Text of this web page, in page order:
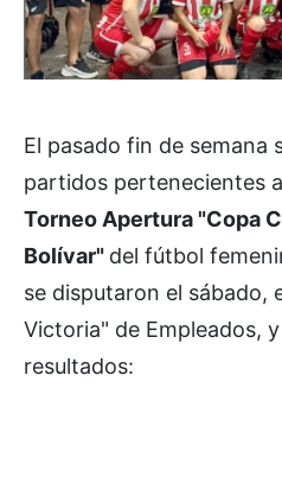
El pasado fin de semana
partidos pertenecientes
Torneo Apertura "Copa
Bolívar" del fútbol
se disputaron el sábado,
Victoria" de Empleados,
resultados: